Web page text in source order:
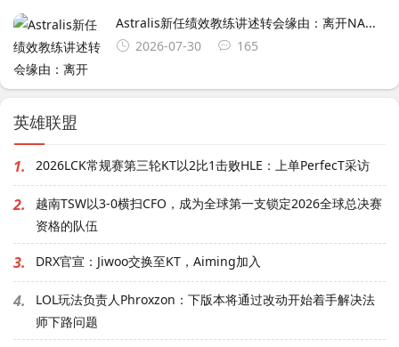
Astralis新任绩效教练讲述转会缘由：离开NA...
2026-07-30
165
英雄联盟
1. 2026LCK常规赛第三轮KT以2比1击败HLE：上单PerfecT采访
2.
越南TSW以3-0横扫CFO，成为全球第一支锁定2026全球总决赛
资格的队伍
3. DRX官宣：Jiwoo交换至KT，Aiming加入
4.
LOL玩法负责人Phroxzon：下版本将通过改动开始着手解决法
师下路问题